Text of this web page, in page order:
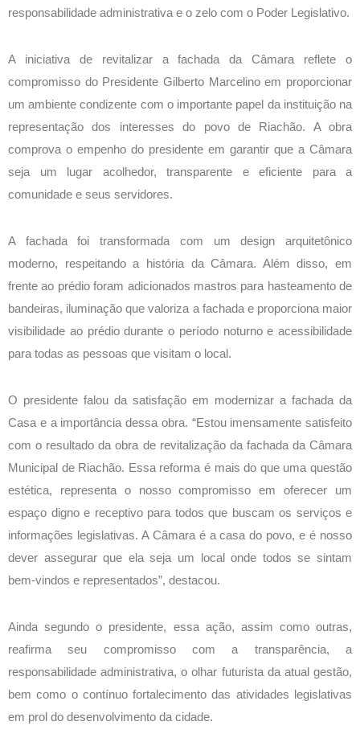
responsabilidade administrativa e o zelo com o Poder Legislativo.
A iniciativa de revitalizar a fachada da Câmara reflete o
compromisso do Presidente Gilberto Marcelino em proporcionar
um ambiente condizente com o importante papel da instituição na
representação dos interesses do povo de Riachão. A obra
comprova o empenho do presidente em garantir que a Câmara
seja um lugar acolhedor, transparente e eficiente para a
comunidade e seus servidores.
A fachada foi transformada com um design arquitetônico
moderno, respeitando a história da Câmara. Além disso, em
frente ao prédio foram adicionados mastros para hasteamento de
bandeiras, iluminação que valoriza a fachada e proporciona maior
visibilidade ao prédio durante o período noturno e acessibilidade
para todas as pessoas que visitam o local.
O presidente falou da satisfação em modernizar a fachada da
Casa e a importância dessa obra. “Estou imensamente satisfeito
com o resultado da obra de revitalização da fachada da Câmara
Municipal de Riachão. Essa reforma é mais do que uma questão
estética, representa o nosso compromisso em oferecer um
espaço digno e receptivo para todos que buscam os serviços e
informações legislativas. A Câmara é a casa do povo, e é nosso
dever assegurar que ela seja um local onde todos se sintam
bem-vindos e representados”, destacou.
Ainda segundo o presidente, essa ação, assim como outras,
reafirma seu compromisso com a transparência, a
responsabilidade administrativa, o olhar futurista da atual gestão,
bem como o contínuo fortalecimento das atividades legislativas
em prol do desenvolvimento da cidade.